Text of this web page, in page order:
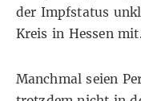
der Impfstatus
Kreis in Hessen mit.
Manchmal seien